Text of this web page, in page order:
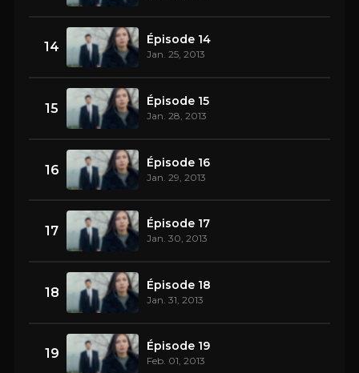
14 Épisode 14
Jan. 25, 2013
15 Épisode 15
Jan. 28, 2013
16 Épisode 16
Jan. 29, 2013
17 Épisode 17
Jan. 30, 2013
18 Épisode 18
Jan. 31, 2013
19 Épisode 19
Feb. 01, 2013